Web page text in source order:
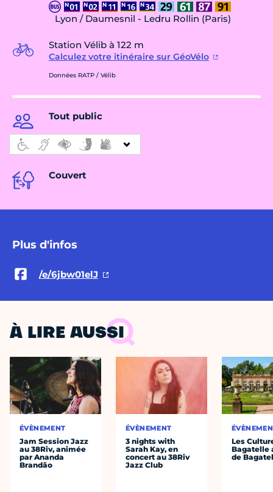
Lyon / Daumesnil - Ledru Rollin (Paris)
Station Vélib à 122 m
Calculez votre itinéraire sur GéoVélo
Données RATP / Vélib
Tout public
Couvert
Plus d'infos
/e/6jbw01elJ
À LIRE AUSSI
ÉVÈNEMENT
Jam Session Jazz
au 38Riv, animée
par Ananda
Brandão
ÉVÈNEMENT
3 nights with
Sarah Kay, en
concert au 38Riv
Jazz Club
Les
Bagatelle
de